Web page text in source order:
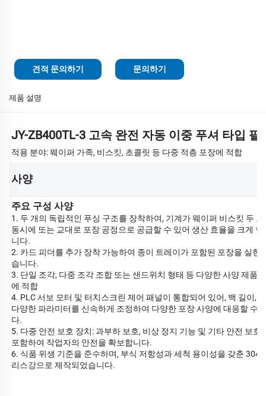
견적 문의하기 문의하기
제품 설명
JY-ZB400TL-3 고속 완전 자동 이중 푸셔 타입 필
적용 분야: 웨이퍼 가족, 비스킷, 초콜릿 등 다중 적층 포장에 적합
사양
주요 구성 사양
1. 두 개의 독립적인 푸싱 구조를 장착하여, 기계가 웨이퍼 비스킷 두
동시에 또는 교대로 포장 공정으로 공급할 수 있어 생산 효율을 크게
니다.
2. 카드 피더를 추가 장착 가능하여 종이 트레이가 포함된 포장을 실현
습니다.
3. 단일 조각, 다중 조각 조합 또는 샌드위치 형태 등 다양한 사양 제품
에 적합
4. PLC 서보 모터 및 터치스크린 제어 패널이 통합되어 있어, 백 길이,
다양한 파라미터를 신속하게 조정하여 다양한 포장 사양에 대응할 수
다.
5. 다중 안전 보호 장치: 과부하 보호, 비상 정지 기능 및 기타 안전 보호
포함하여 작업자의 안전을 확보합니다.
6. 식품 위생 기준을 준수하며, 부식 저항성과 세척 용이성을 갖춘 304
리스강으로 제작되었습니다.